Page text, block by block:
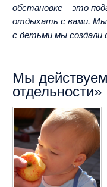
обстановке – это
отдыхать с вами.
с детьми мы создали
Мы
отдельности»